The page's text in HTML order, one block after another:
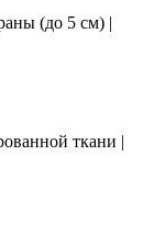
(до 5 см) |
ткани |